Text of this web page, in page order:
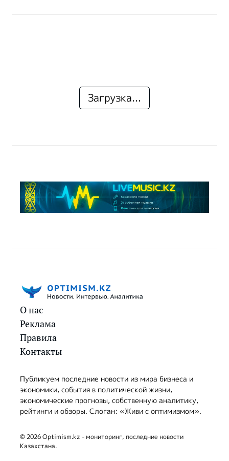
Загрузка...
О нас
Реклама
Правила
Контакты
Публикуем последние новости из мира бизнеса и
экономики, события в политической жизни,
экономические прогнозы, собственную аналитику,
рейтинги и обзоры. Слоган: «Живи с оптимизмом».
© 2026 Optimism.kz - мониторинг, последние новости
Казахстана.